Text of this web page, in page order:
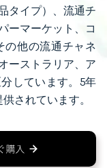
タイプ）、流通チ
ーマーケット、コ
の他の流通チャネ
ーストラリア、ア
しています。5年
されています。